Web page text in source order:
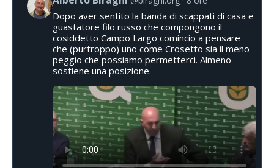
Dopo aver sentito la banda di scappati di casa e
guastatore filo russo che compongono il
cosiddetto Campo Largo comincio a pensare
che (purtroppo) uno come Crosetto sia il meno
peggio che possiamo permetterci. Almeno
sostiene una posizione.